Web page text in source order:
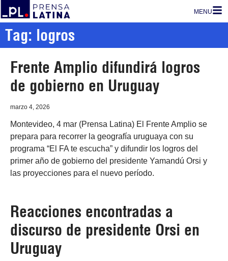
MENU
Tag: logros
Frente Amplio difundirá logros
de gobierno en Uruguay
marzo 4, 2026
Montevideo, 4 mar (Prensa Latina) El Frente Amplio se
prepara para recorrer la geografía uruguaya con su
programa “El FA te escucha” y difundir los logros del
primer año de gobierno del presidente Yamandú Orsi y
las proyecciones para el nuevo período.
Reacciones encontradas a
discurso de presidente Orsi en
Uruguay